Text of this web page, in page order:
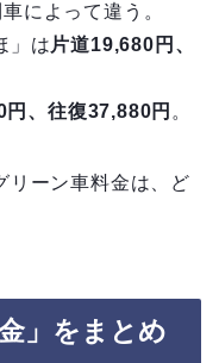
によって違う。
」は 片道19,680円、
円、往復37,880円 。
リーン車料金は、ど
」をまとめ